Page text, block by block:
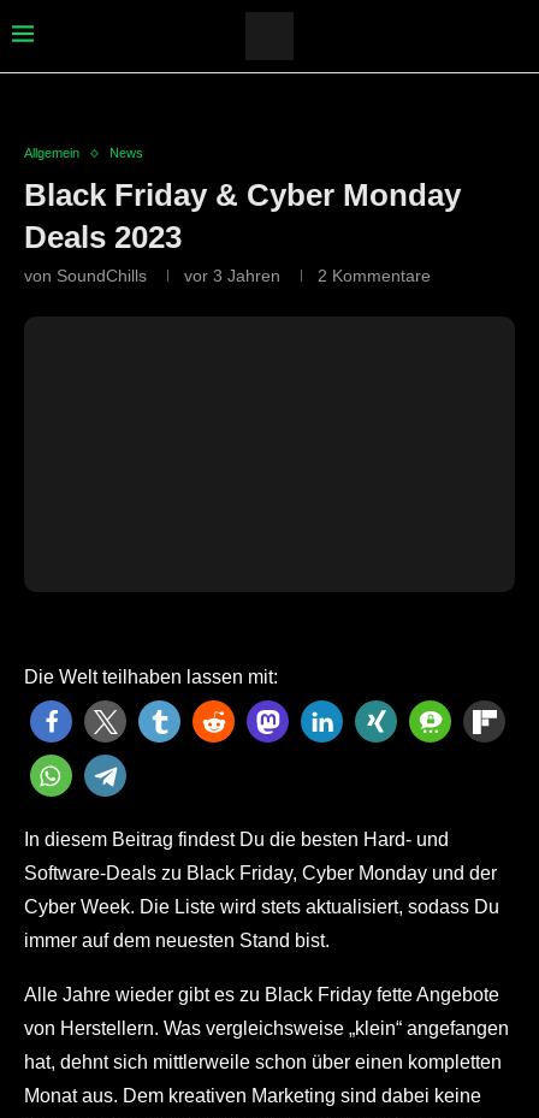
Allgemein News
Black Friday & Cyber Monday
Deals 2023
von SoundChills vor 3 Jahren 2 Kommentare
Die Welt teilhaben lassen mit:
In diesem Beitrag findest Du die besten Hard- und
Software-Deals zu Black Friday, Cyber Monday und der
Cyber Week. Die Liste wird stets aktualisiert, sodass Du
immer auf dem neuesten Stand bist.
Alle Jahre wieder gibt es zu Black Friday fette Angebote
von Herstellern. Was vergleichsweise „klein“ angefangen
hat, dehnt sich mittlerweile schon über einen kompletten
Monat aus. Dem kreativen Marketing sind dabei keine